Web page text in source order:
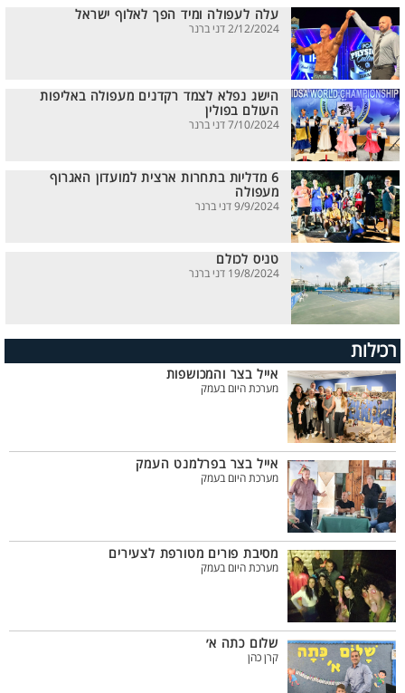
עלה לעפולה ומיד הפך לאלוף ישראל
2/12/2024 דני ברנר
הישג נפלא לצמד רקדנים מעפולה באליפות
העולם בפולין
7/10/2024 דני ברנר
6 מדליות בתחרות ארצית למועדון האגרוף
מעפולה
9/9/2024 דני ברנר
טניס לכולם
19/8/2024 דני ברנר
רכילות
אייל בצר והמכושפות
מערכת היום בעמק
אייל בצר בפרלמנט העמק
מערכת היום בעמק
מסיבת פורים מטורפת לצעירים
מערכת היום בעמק
שלום כתה א׳
קרן כהן